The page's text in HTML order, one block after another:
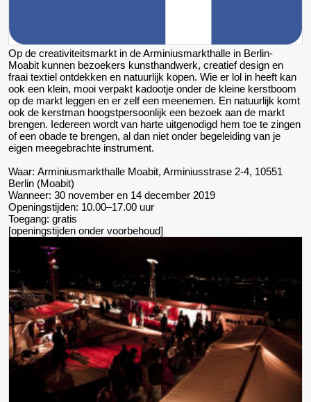
Op de creativiteitsmarkt in de Arminiusmarkthalle in Berlin-
Moabit kunnen bezoekers kunsthandwerk, creatief design en
fraai textiel ontdekken en natuurlijk kopen. Wie er lol in heeft kan
ook een klein, mooi verpakt kadootje onder de kleine kerstboom
op de markt leggen en er zelf een meenemen. En natuurlijk komt
ook de kerstman hoogstpersoonlijk een bezoek aan de markt
brengen. Iedereen wordt van harte uitgenodigd hem toe te zingen
of een obade te brengen, al dan niet onder begeleiding van je
eigen meegebrachte instrument.
Waar: Arminiusmarkthalle Moabit, Arminiusstrase 2-4, 10551
Berlin (Moabit)
Wanneer: 30 november en 14 december 2019
Openingstijden: 10.00–17.00 uur
Toegang: gratis
[openingstijden onder voorbehoud]